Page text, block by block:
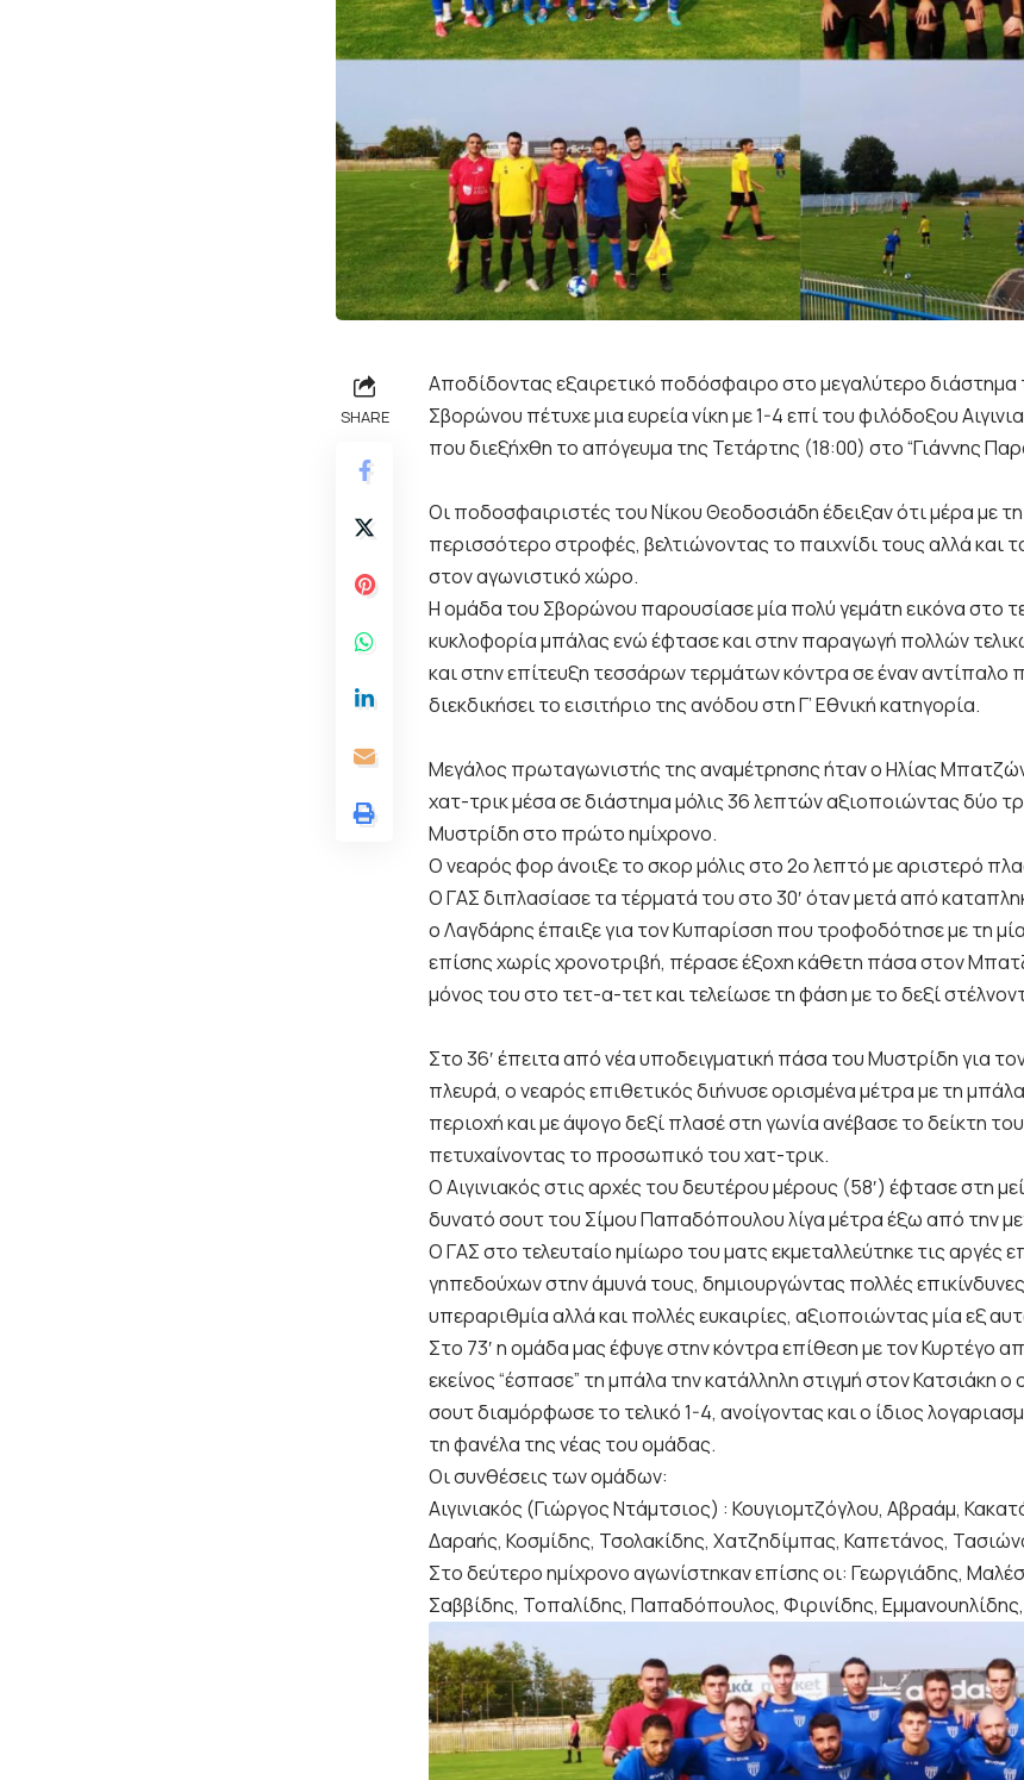
SHARE
Αποδίδοντας εξαιρετικό ποδόσφαιρο στο μεγαλύτερο διάστημα
Σβορώνου πέτυχε μια ευρεία νίκη με 1-4 επί του φιλόδοξου
που διεξήχθη το απόγευμα της Τετάρτης (18:00) στο “Γιάννης
Οι ποδοσφαιριστές του Νίκου Θεοδοσιάδη έδειξαν ότι μέρα με
περισσότερο στροφές, βελτιώνοντας το παιχνίδι τους αλλά και
στον αγωνιστικό χώρο.
Η ομάδα του Σβορώνου παρουσίασε μία πολύ γεμάτη εικόνα στο
κυκλοφορία μπάλας ενώ έφτασε και στην παραγωγή πολλών
και στην επίτευξη τεσσάρων τερμάτων κόντρα σε έναν αντίπαλο
διεκδικήσει το εισιτήριο της ανόδου στη Γ’ Εθνική κατηγορία.
Μεγάλος πρωταγωνιστής της αναμέτρησης ήταν ο Ηλίας
χατ-τρικ μέσα σε διάστημα μόλις 36 λεπτών αξιοποιώντας δύο
Μυστρίδη στο πρώτο ημίχρονο.
Ο νεαρός φορ άνοιξε το σκορ μόλις στο 2ο λεπτό με αριστερό
Ο ΓΑΣ διπλασίασε τα τέρματά του στο 30′ όταν μετά από
ο Λαγδάρης έπαιξε για τον Κυπαρίσση που τροφοδότησε με τη
επίσης χωρίς χρονοτριβή, πέρασε έξοχη κάθετη πάσα στον
μόνος του στο τετ-α-τετ και τελείωσε τη φάση με το δεξί
Στο 36′ έπειτα από νέα υποδειγματική πάσα του Μυστρίδη για
πλευρά, ο νεαρός επιθετικός διήνυσε ορισμένα μέτρα με τη
περιοχή και με άψογο δεξί πλασέ στη γωνία ανέβασε το δείκτη
πετυχαίνοντας το προσωπικό του χατ-τρικ.
Ο Αιγινιακός στις αρχές του δευτέρου μέρους (58′) έφτασε στη
δυνατό σουτ του Σίμου Παπαδόπουλου λίγα μέτρα έξω από την
Ο ΓΑΣ στο τελευταίο ημίωρο του ματς εκμεταλλεύτηκε τις αργές
γηπεδούχων στην άμυνά τους, δημιουργώντας πολλές
υπεραριθμία αλλά και πολλές ευκαιρίες, αξιοποιώντας μία εξ
Στο 73′ η ομάδα μας έφυγε στην κόντρα επίθεση με τον Κυρτέγο
εκείνος “έσπασε” τη μπάλα την κατάλληλη στιγμή στον Κατσιάκη
σουτ διαμόρφωσε το τελικό 1-4, ανοίγοντας και ο ίδιος
τη φανέλα της νέας του ομάδας.
Οι συνθέσεις των ομάδων:
Αιγινιακός (Γιώργος Ντάμτσιος) : Κουγιομτζόγλου, Αβραάμ,
Δαραής, Κοσμίδης, Τσολακίδης, Χατζηδίμπας, Καπετάνος,
Στο δεύτερο ημίχρονο αγωνίστηκαν επίσης οι: Γεωργιάδης,
Σαββίδης, Τοπαλίδης, Παπαδόπουλος, Φιρινίδης,